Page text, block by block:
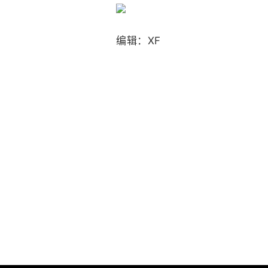
编辑：XF